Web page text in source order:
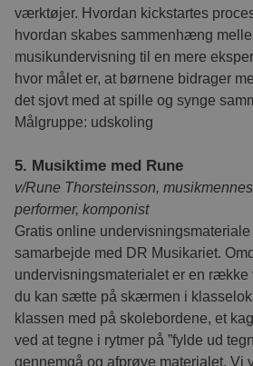
værktøjer. Hvordan kickstartes
hvordan skabes sammenhæng
musikundervisning til en mere
hvor målet er, at børnene bidrager
det sjovt med at spille og synge
Målgruppe: udskoling
5. Musiktime med Rune
v/Rune Thorsteinsson,
performer, komponist
Gratis online
samarbejde med DR Musikariet.
undervisningsmaterialet er en række
du kan sætte på skærmen i
klassen med på skolebordene, et
ved at tegne i rytmer på ”fylde ud
gennemgå og afprøve materialet. Vi